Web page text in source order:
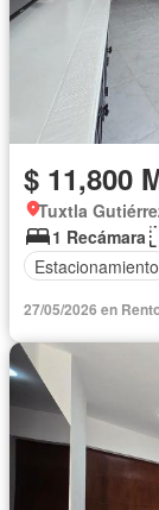
$ 11,800
Tuxtla
1 Recámara
Estacionamiento
27/05/2026 en